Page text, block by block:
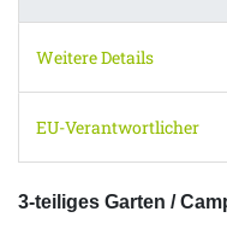
Weitere Details
EU-Verantwortlicher
3-teiliges Garten /